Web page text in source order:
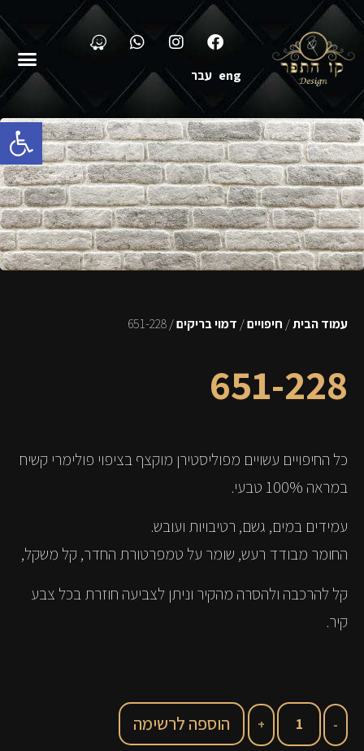
פתח
eng עבר
עמוד הבית/ חיפויים/ דמוי בריקים/ 651-228
651-228
כל החיפויים עשויים מפוליסטירן מוקצף בציפוי פולימרי קשיח
במראה 100% טבעי.
עמידים במים, גשם, רטיבויות ועובש.
החומר מבודד רעש, שומר על טמפרטורת החדר, קל משקל,
קל להרכבה ולהסרה מהקיר וניתן לצביעה חוזרת בכל צבע
קיר.
הוספה לרשימה